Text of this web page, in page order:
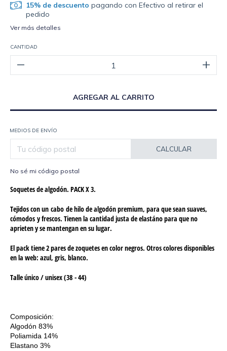
15% de descuento pagando con Efectivo al retirar el
pedido
Ver más detalles
CANTIDAD
MEDIOS DE ENVÍO
CALCULAR
No sé mi código postal
Soquetes de algodón. PACK X 3.
Tejidos con un cabo de hilo de algodón premium, para que sean suaves,
cómodos y frescos. Tienen la cantidad justa de elastáno para que no
aprieten y se mantengan en su lugar.
El pack tiene 2 pares de zoquetes en color negros. Otros colores disponibles
en la web: azul, gris, blanco.
Talle único / unisex (38 - 44)
Composición:
Algodón 83%
Poliamida 14%
Elastano 3%